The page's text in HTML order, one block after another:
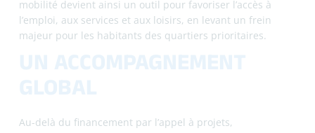
ASSOCIATIONS
toujours. »